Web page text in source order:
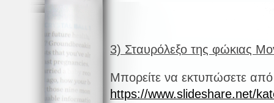
3) Σταυρόλεξο της φώκιας
Μπορείτε να εκτυπώσετε
https://www.slideshare.net/